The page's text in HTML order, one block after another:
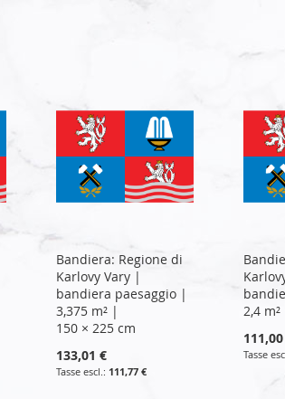
Bandiera: Regione di
Karlovy Vary |
bandiera paesaggio |
3,375 m² |
150 × 225 cm
133,01 €
111,77 €
2,4